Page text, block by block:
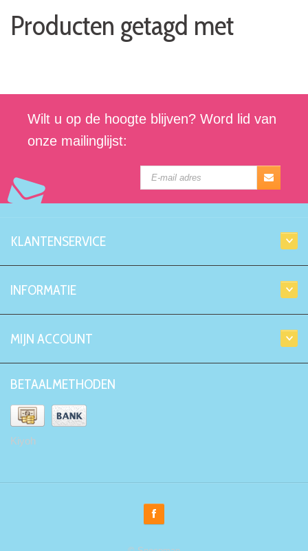
Producten getagd met
Wilt u op de hoogte blijven? Word lid van
onze mailinglijst:
KLANTENSERVICE
INFORMATIE
MIJN ACCOUNT
BETAALMETHODEN
Kiyoh